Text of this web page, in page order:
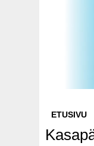
navigation
ETUSIVU